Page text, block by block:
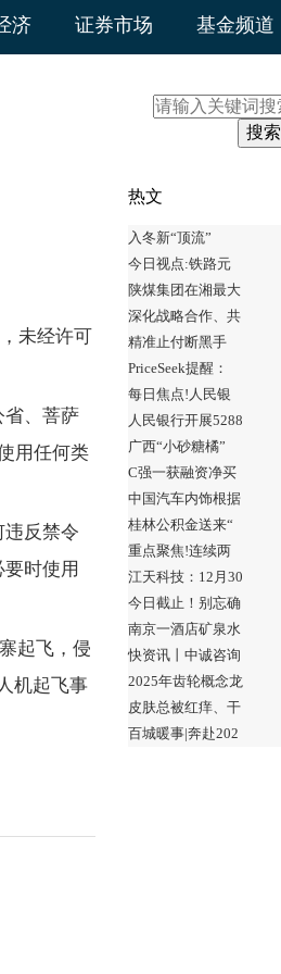
济 证券市场 基金频道
未经许可
省、菩萨
用任何类
反禁令
时使用
起飞，侵
机起飞事
搜索
热文
入冬新“顶流”
今日视点:铁路元
陕煤集团在湘最大
深化战略合作、共
精准止付断黑手
PriceSeek提醒：
每日焦点!人民银
人民银行开展5288
广西“小砂糖橘”
C强一获融资净买
中国汽车内饰根据
桂林公积金送来“
重点聚焦!连续两
江天科技：12月30
今日截止！别忘确
南京一酒店矿泉水
快资讯丨中诚咨询
2025年齿轮概念龙
皮肤总被红痒、干
百城暖事|奔赴202